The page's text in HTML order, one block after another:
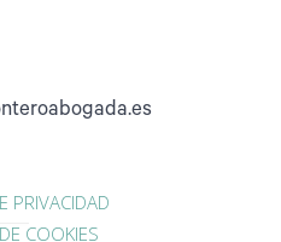
PRIVACIDAD
COOKIES